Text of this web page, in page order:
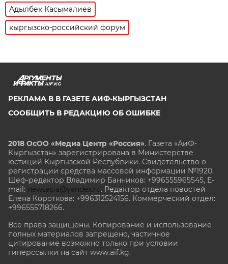
Адылбек Касымалиев
кыргызско-российский форум
AIF.KG
РЕКЛАМА В В ГАЗЕТЕ АИФ-КЫРГЫЗСТАН
СООБЩИТЬ В РЕДАКЦИЮ ОБ ОШИБКЕ
2018 ОсОО «Медиа Центр «Россия». Газета «АиФ-
Кыргызстан» зарегистрирована в Министерстве
юстиций Кыргызской Республики. Свидетельство о
регистрации средства массовой информации №1920.
Шеф-редактор Владимир Банников: +996555965545, E-
mail: newsasia@yandex.ru. Редактор отдела новостей
Елена Короткова: +996312524156. Коммерческий отдел:
+996555718266.
Все права защищены. Копирование и использование
полных материалов запрещено, частичное
цитирование возможно только при условии
гиперссылки на сайт www.aif.kg.